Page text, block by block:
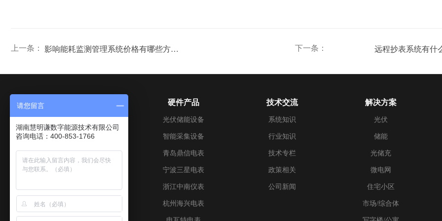
上一条： 影响能耗监测管理系统价格有哪些方面? 下一条： 远程抄表系统有什
公司介绍
成长历程
企业文化
加入我们
硬件产品
光伏储能设备
智能采集设备
青岛鼎信电表
宁波三星电表
浙江中南仪表
杭州海兴电表
技术交流
系统知识
行业知识
技术专栏
政策相关
公司新闻
解决方案
光伏
储能
光储充
微电网
住宅小区
市场/综合体
请您留言
湖南慧明谦数字能源技术有限公司
咨询电话：400-853-1766